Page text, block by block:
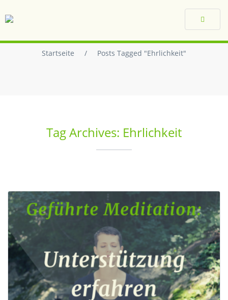
Toggle
Startseite / Posts Tagged "Ehrlichkeit"
Tag Archives: Ehrlichkeit